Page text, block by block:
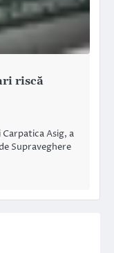
riscă
Asig, a
Supraveghere